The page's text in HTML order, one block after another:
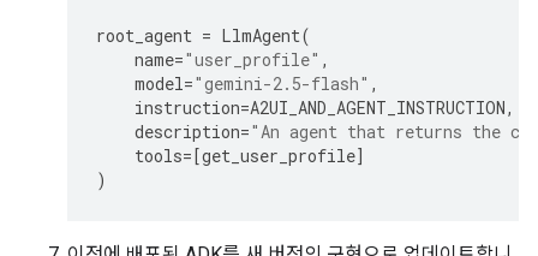
root_agent = LlmAgent(
name="user_profile" ,
model ="gemini-2.5-flash" ,
instruction=A2UI_AND_AGENT_INSTRUCTION,
description="An agent that returns the
tools=[get_user_profile]
)